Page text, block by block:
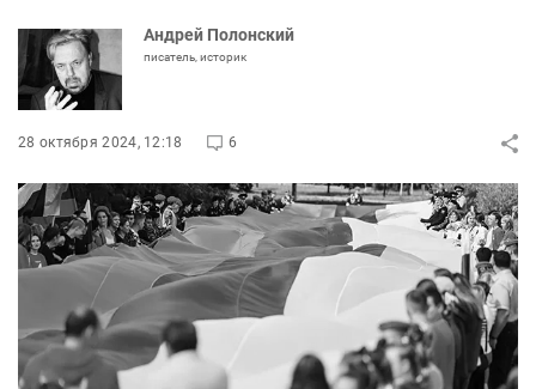
Андрей Полонский
писатель, историк
28 октября 2024, 12:18 6